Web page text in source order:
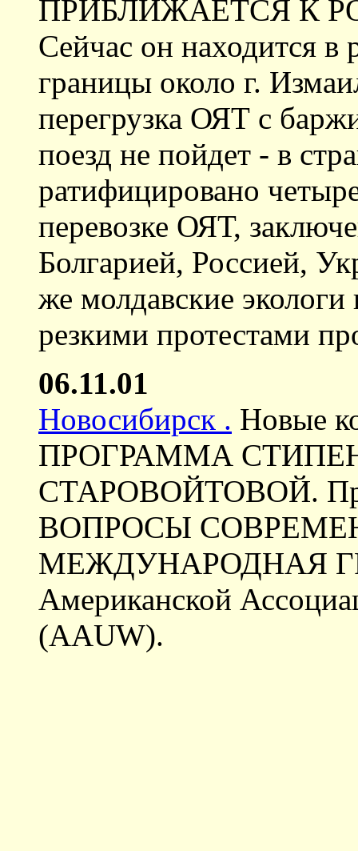
ПРИБЛИЖАЕТСЯ К
Сейчас он находится
границы около г.
перегрузка ОЯТ с
поезд не пойдет - в
ратифицировано
перевозке ОЯТ,
Болгарией, Россией,
же молдавские
резкими протестами
06.11.01
Новосибирск . Новые
ПРОГРАММА
СТАРОВОЙТОВОЙ.
ВОПРОСЫ
МЕЖДУНАРОДНАЯ
Американской
(AAUW).